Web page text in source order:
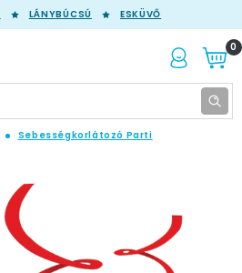
LÁNYBÚCSÚ ESKÜVŐ
0
Sebességkorlátozó Parti